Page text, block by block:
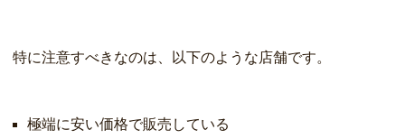
特に注意すべきなのは、以下のような店舗です。
極端に安い価格で販売している